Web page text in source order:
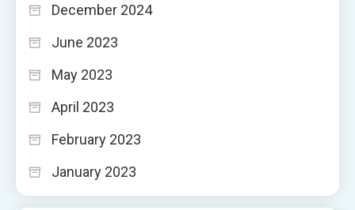
December 2024
June 2023
May 2023
April 2023
February 2023
January 2023